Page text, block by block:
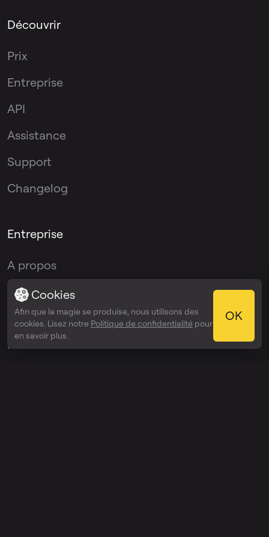
Découvrir
Prix
Entreprise
API
Assistance
Support
Changelog
Entreprise
A propos
Blogue
Kit média
Presse
Cookies
Afin que la magie se produise, nous utilisons des
cookies. Lisez notre Politique de confidentialité pour
en savoir plus.
OK